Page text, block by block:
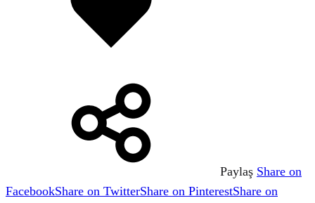
Paylaş Share on
FacebookShare on TwitterShare on PinterestShare on